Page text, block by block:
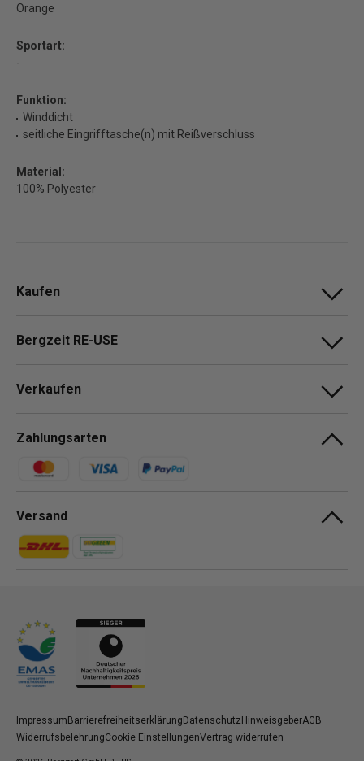
Orange
Sportart:
-
Funktion:
Winddicht
seitliche Eingrifftasche(n) mit Reißverschluss
Material:
100% Polyester
Kaufen
Bergzeit RE-USE
Verkaufen
Zahlungsarten
Zahlungsmethoden
Versand
Zahlungsmethoden
Zahlungsmethoden
ImpressumBarrierefreiheitserklärungDatenschutzHinweisgeberAGB
WiderrufsbelehrungCookie EinstellungenVertrag widerrufen